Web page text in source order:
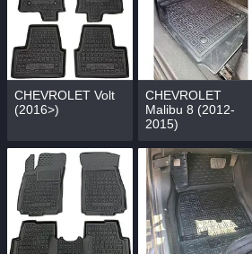
CHEVROLET Volt
(2016>)
CHEVROLET
Malibu 8 (2012-
2015)